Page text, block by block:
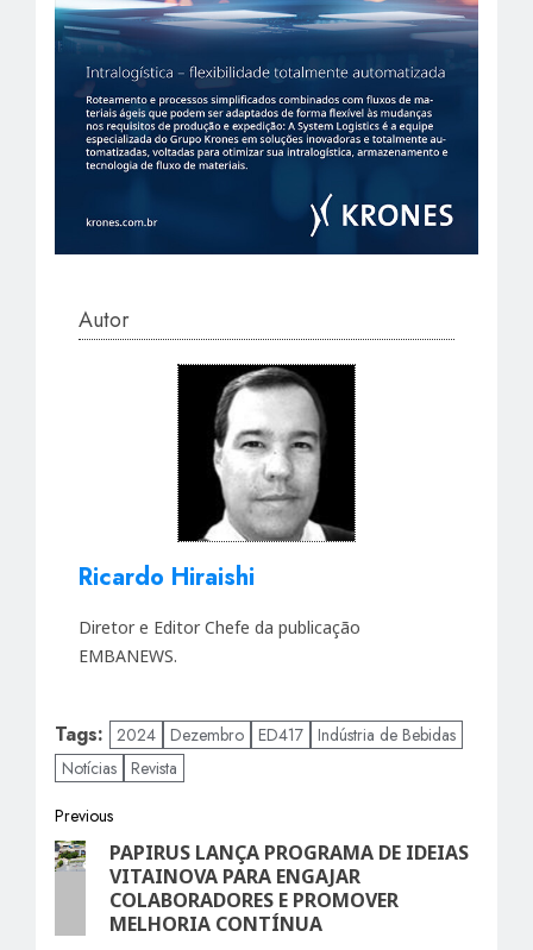
Autor
Ricardo Hiraishi
Diretor e Editor Chefe da publicação
EMBANEWS.
Tags: 2024 Dezembro ED417 Indústria de Bebidas
Notícias Revista
Post
navigation
Previous
Previous
post:
PAPIRUS LANÇA PROGRAMA DE IDEIAS
VITAINOVA PARA ENGAJAR
COLABORADORES E PROMOVER
MELHORIA CONTÍNUA